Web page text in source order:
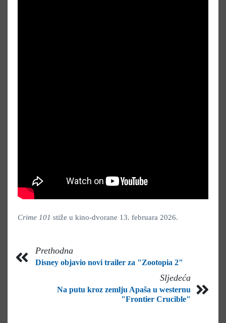
Crime 101 stiže u kino-dvorane 13. februara 2026.
Prethodna
Disney objavio novi trailer za "Zootopia 2"
Sljedeća
Na putu kroz zemlju Apaša u westernu
"Frontier Crucible"